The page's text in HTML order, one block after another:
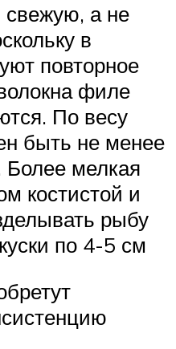
а не
в
повторное
филе
По весу
быть не менее
Более мелкая
костистой и
рыбу
по 4-5 см